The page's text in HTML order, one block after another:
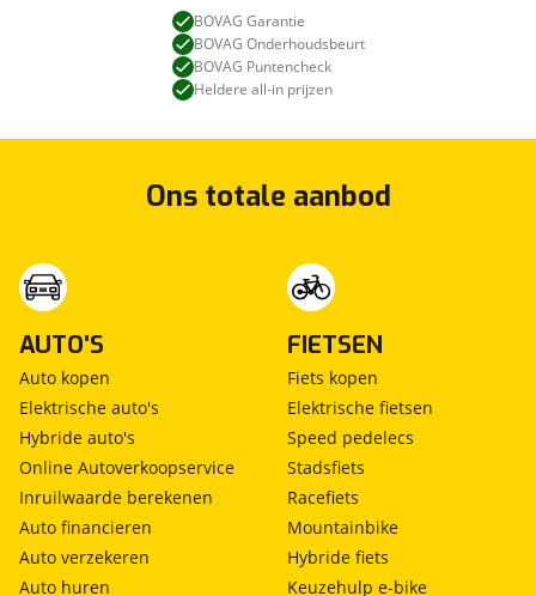
BOVAG Garantie
BOVAG Onderhoudsbeurt
BOVAG Puntencheck
Heldere all-in prijzen
Ons totale aanbod
AUTO'S
Auto kopen
Elektrische auto's
Hybride auto's
Online Autoverkoopservice
Inruilwaarde berekenen
Auto financieren
Auto verzekeren
Auto huren
FIETSEN
Fiets kopen
Elektrische fietsen
Speed pedelecs
Stadsfiets
Racefiets
Mountainbike
Hybride fiets
Keuzehulp e-bike